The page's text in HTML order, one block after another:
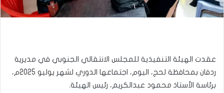
عقدت الهيئة التنفيذية للمجلس الانتقالي الجنوبي في مديرية
ردفان بمحافظة لحج، اليوم، اجتماعها الدوري لشهر يوليو 2025م،
برئاسة الأستاذ محمود عبدالكريم، رئيس الهيئة.